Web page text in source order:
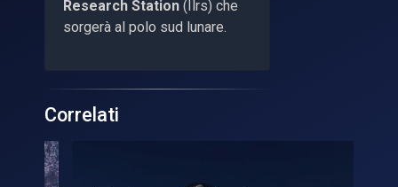
Research Station (Ilrs) che
sorgerà al polo sud lunare.
Correlati